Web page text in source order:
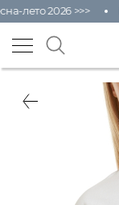
лето 2026 >>>